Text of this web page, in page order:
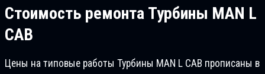
Стоимость ремонта Турбины MAN L
CAB
Цены на типовые работы Турбины MAN L CAB прописаны в